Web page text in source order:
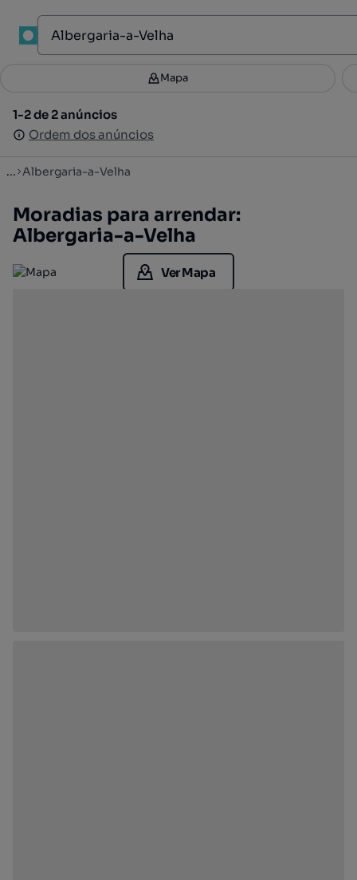
Filtros 3
1-2 de 2 anúncios
Ordem dos anúncios
Mapa
1-2 de 2 anúncios
Ordem dos anúncios
... Albergaria-a-Velha
Moradias para arrendar:
Albergaria-a-Velha
Ver Mapa